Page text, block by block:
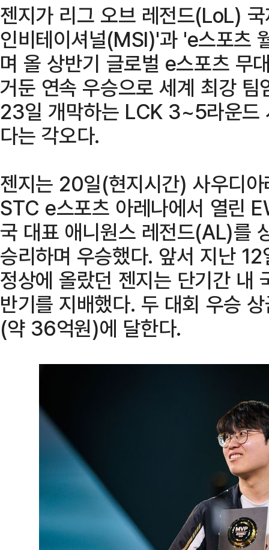
젠지가 리그 오브 레전드(LoL)
인비테이셔널(MSI)'과 'e스포츠
며 올 상반기 글로벌 e스포츠 무
거둔 연속 우승으로 세계 최강
23일 개막하는 LCK 3~5라운드
다는 각오다.
젠지는 20일(현지시간) 사우디
STC e스포츠 아레나에서 열린
국 대표 애니원스 레전드(AL)를
승리하며 우승했다. 앞서 지난
정상에 올랐던 젠지는 단기간 내
반기를 지배했다. 두 대회 우승
(약 36억원)에 달한다.